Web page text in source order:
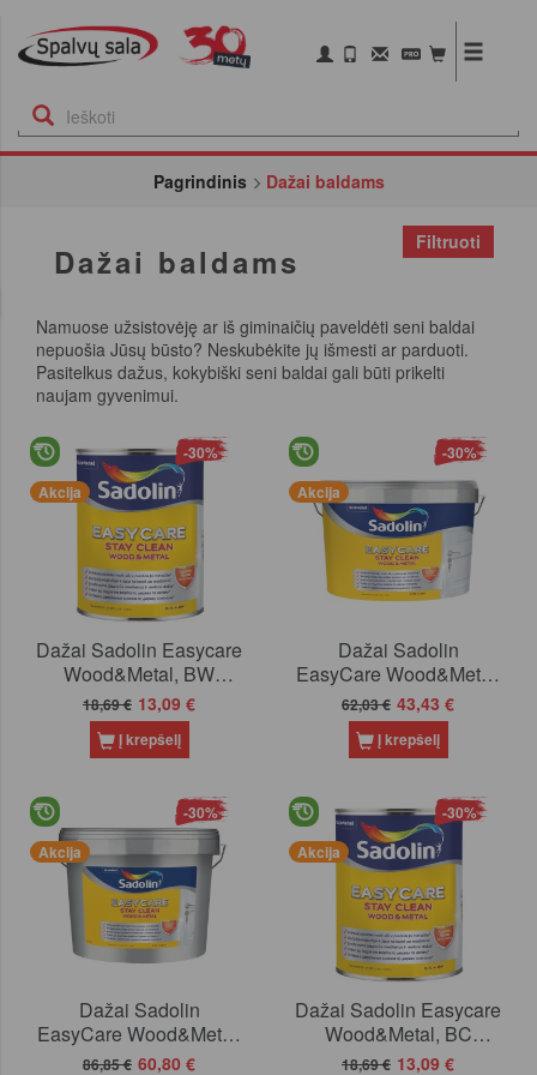
Pagrindinis Dažai baldams
Dažai baldams Filtruoti
Namuose užsistovėję ar iš giminaičių paveldėti seni baldai
nepuošia Jūsų būsto? Neskubėkite jų išmesti ar parduoti.
Pasitelkus dažus, kokybiški seni baldai gali būti prikelti
naujam gyvenimui.
Akcija
-30%
Dažai Sadolin Easycare
Wood&Metal, BW
(balti), 0.7 l
18,69 € 13,09 €
Į krepšelį
Akcija
-30%
Dažai Sadolin
EasyCare Wood&Metal,
BW (balti), 2.5l
62,03 € 43,43 €
Į krepšelį
Akcija
-30%
Dažai Sadolin
EasyCare Wood&Metal,
BW (balti), 4.7l
86,85 € 60,80 €
Akcija
-30%
Dažai Sadolin Easycare
Wood&Metal, BC
(tonuojami), 0.65l
18,69 € 13,09 €